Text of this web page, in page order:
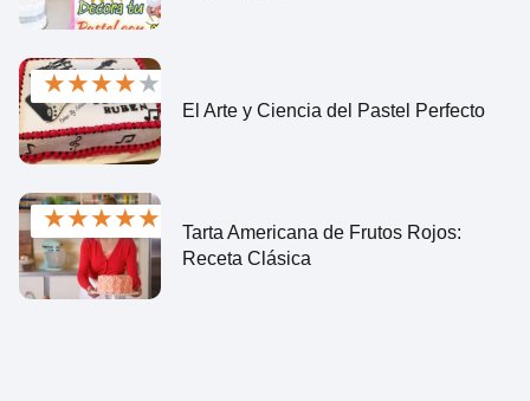
★★★★★
El Arte y Ciencia del Pastel Perfecto
★★★★★
Tarta Americana de Frutos Rojos:
Receta Clásica